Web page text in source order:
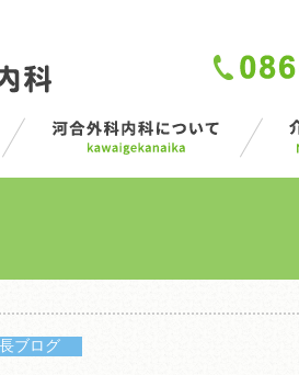
ブログ